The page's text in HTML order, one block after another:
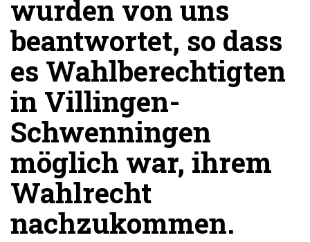
wurden von uns
beantwortet, so dass
es Wahlberechtigten
in Villingen-
Schwenningen
möglich war, ihrem
Wahlrecht
nachzukommen.